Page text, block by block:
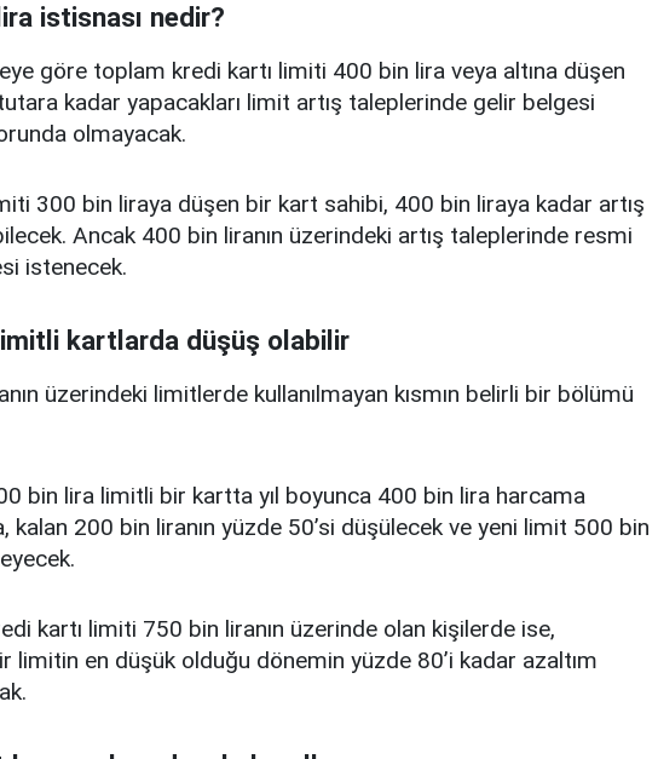
istisnası nedir?
göre toplam kredi kartı limiti 400 bin lira veya altına düşen
kadar yapacakları limit artış taleplerinde gelir belgesi
olmayacak.
300 bin liraya düşen bir kart sahibi, 400 bin liraya kadar artış
Ancak 400 bin liranın üzerindeki artış taleplerinde resmi
istenecek.
kartlarda düşüş olabilir
üzerindeki limitlerde kullanılmayan kısmın belirli bir bölümü
bin lira limitli bir kartta yıl boyunca 400 bin lira harcama
kalan 200 bin liranın yüzde 50’si düşülecek ve yeni limit 500 bin
kartı limiti 750 bin liranın üzerinde olan kişilerde ise,
limitin en düşük olduğu dönemin yüzde 80’i kadar azaltım